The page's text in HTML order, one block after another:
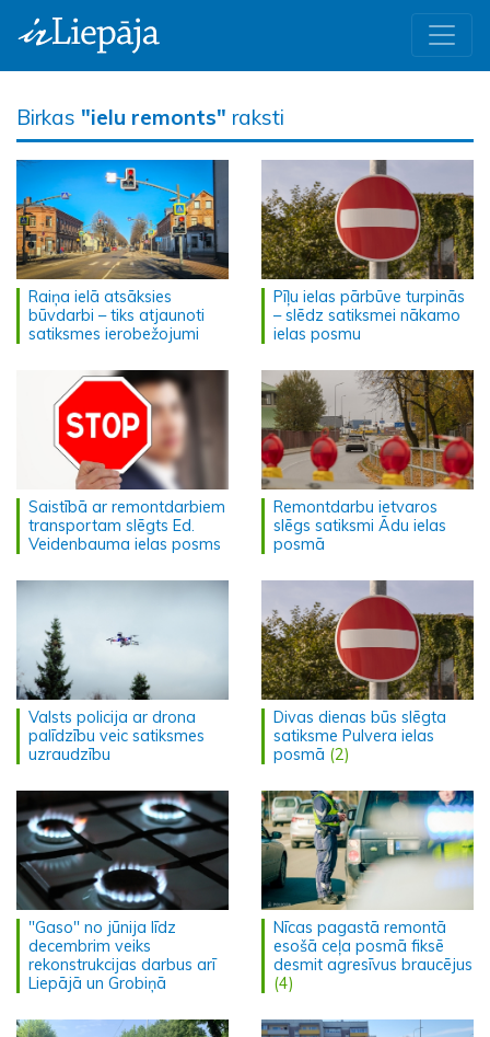
Birkas "ielu remonts" raksti
Raiņa ielā atsāksies
būvdarbi – tiks atjaunoti
satiksmes ierobežojumi
Pīļu ielas pārbūve turpinās
– slēdz satiksmei nākamo
ielas posmu
Saistībā ar remontdarbiem
transportam slēgts Ed.
Veidenbauma ielas posms
Remontdarbu ietvaros
slēgs satiksmi Ādu ielas
posmā
Valsts policija ar drona
palīdzību veic satiksmes
uzraudzību
Divas dienas būs slēgta
satiksme Pulvera ielas
posmā (2)
"Gaso" no jūnija līdz
decembrim veiks
rekonstrukcijas darbus arī
Liepājā un Grobiņā
Nīcas pagastā remontā
esošā ceļa posmā fiksē
desmit agresīvus braucējus
(4)